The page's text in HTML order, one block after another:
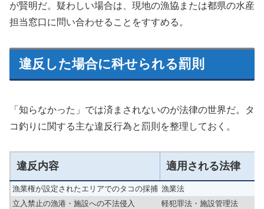
が賢明だ。疑わしい場合は、現地の漁協または都県の水産
担当窓口に問い合わせることをすすめる。
違反した場合に科せられる罰則
「知らなかった」では済まされないのが法律の世界だ。タ
コ釣りに関する主な違反行為と罰則を整理しておく。
違反内容 適用される法律
漁業権が設定されたエリアでのタコの採捕 漁業法
立入禁止の漁港・施設への不法侵入
軽犯罪法・施設管理法